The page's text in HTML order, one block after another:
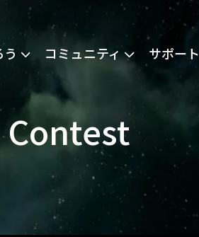
コミュニティ サポート